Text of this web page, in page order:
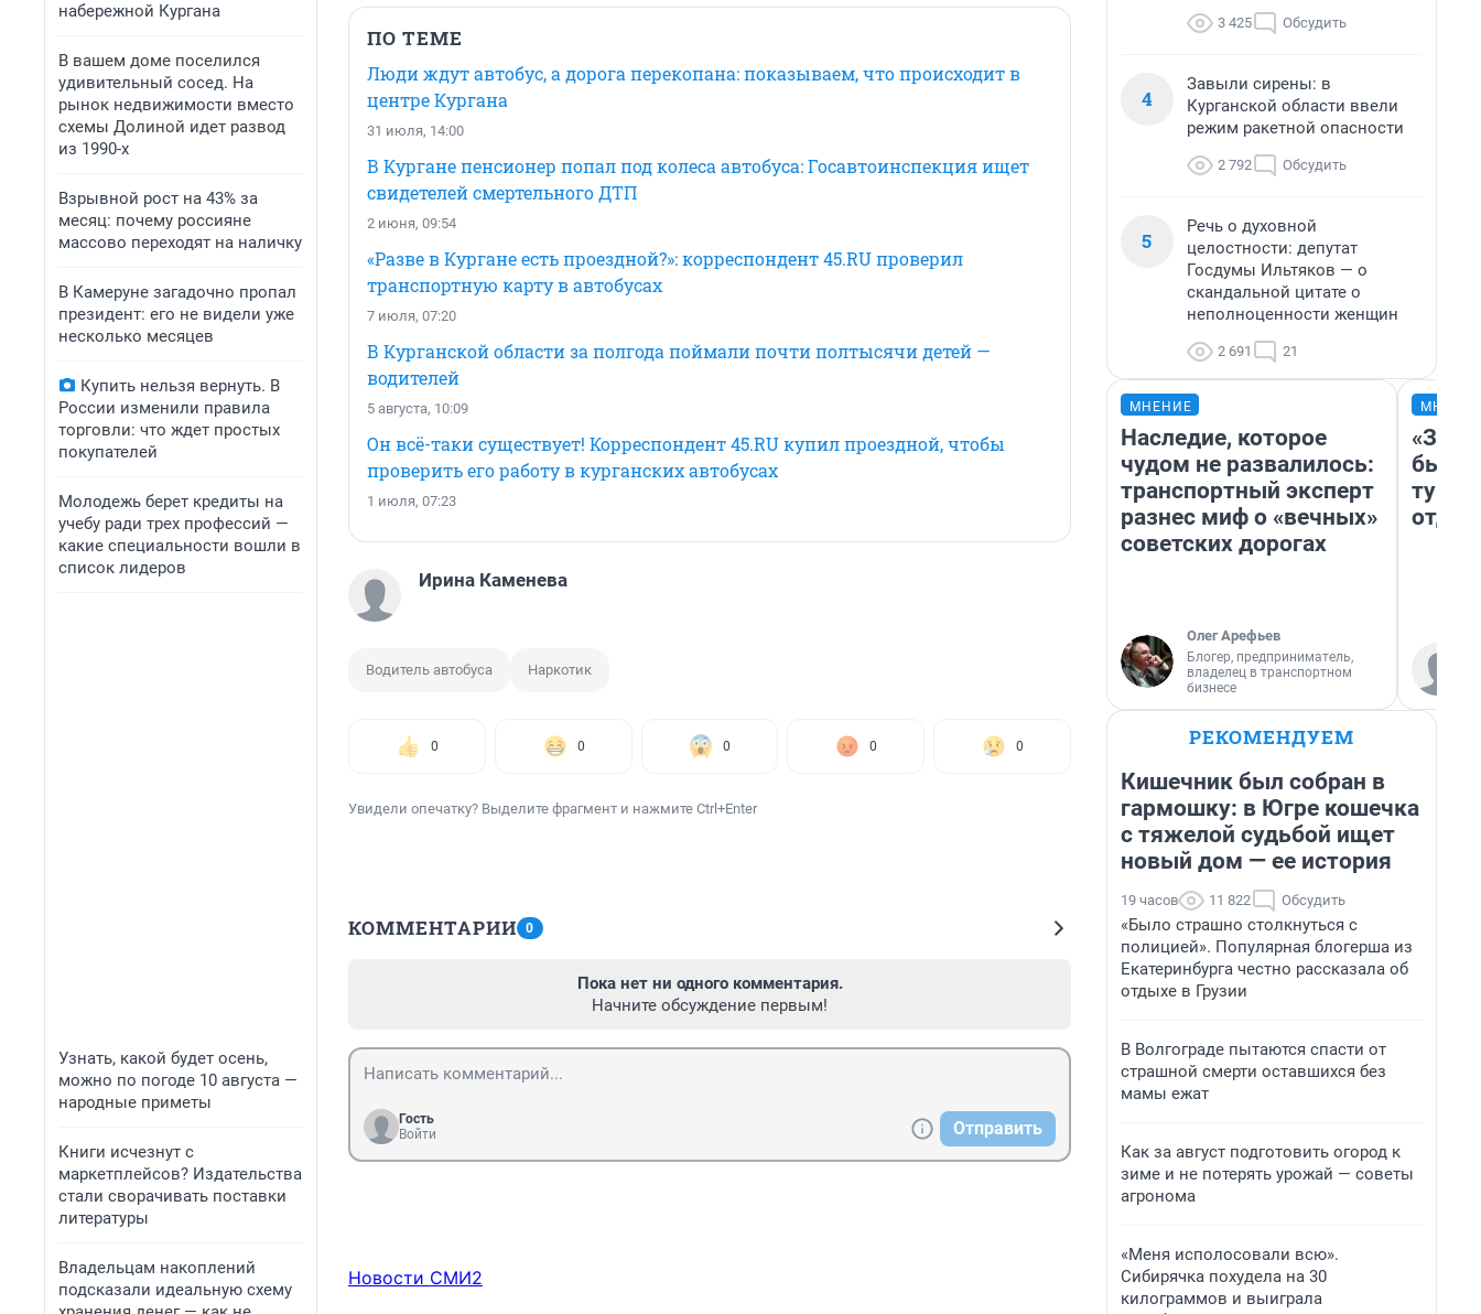
набережной Кургана
В вашем доме поселился
удивительный сосед. На
рынок недвижимости вместо
схемы Долиной идет развод
из 1990-х
Взрывной рост на 43% за
месяц: почему россияне
массово переходят на наличку
В Камеруне загадочно пропал
президент: его не видели уже
несколько месяцев
Купить нельзя вернуть. В
России изменили правила
торговли: что ждет простых
покупателей
Молодежь берет кредиты на
учебу ради трех профессий —
какие специальности вошли в
список лидеров
Узнать, какой будет осень,
можно по погоде 10 августа —
народные приметы
Книги исчезнут с
маркетплейсов? Издательства
стали сворачивать поставки
литературы
Владельцам накоплений
подсказали идеальную схему
ПО ТЕМЕ
Люди ждут автобус, а дорога перекопана: показываем, что происходит в
центре Кургана
31 июля, 14:00
В Кургане пенсионер попал под колеса автобуса: Госавтоинспекция ищет
свидетелей смертельного ДТП
2 июня, 09:54
«Разве в Кургане есть проездной?»: корреспондент 45.RU проверил
транспортную карту в автобусах
7 июля, 07:20
В Курганской области за полгода поймали почти полтысячи детей —
водителей
5 августа, 10:09
Он всё-таки существует! Корреспондент 45.RU купил проездной, чтобы
проверить его работу в курганских автобусах
1 июля, 07:23
Ирина Каменева
Водитель автобуса Наркотик
0 0 0 0 0
Увидели опечатку? Выделите фрагмент и нажмите Ctrl+Enter
КОММЕНТАРИИ 0
Пока нет ни одного комментария.
Начните обсуждение первым!
Гость
Войти
Отправить
Новости СМИ2
3 425 Обсудить
4
Завыли сирены: в
Курганской области ввели
режим ракетной опасности
2 792 Обсудить
5
Речь о духовной
целостности: депутат
Госдумы Ильтяков — о
скандальной цитате о
неполноценности женщин
2 691 21
МНЕНИЕ
Наследие, которое
чудом не развалилось:
транспортный эксперт
разнес миф о «вечных»
советских дорогах
Олег Арефьев
Блогер, предприниматель,
владелец в транспортном
бизнесе
«За
были
РЕКОМЕНДУЕМ
Кишечник был собран в
гармошку: в Югре кошечка
с тяжелой судьбой ищет
новый дом — ее история
19 часов 11 822 Обсудить
«Было страшно столкнуться с
полицией». Популярная блогерша из
Екатеринбурга честно рассказала об
отдыхе в Грузии
В Волгограде пытаются спасти от
страшной смерти оставшихся без
мамы ежат
Как за август подготовить огород к
зиме и не потерять урожай — советы
агронома
«Меня исполосовали всю».
Сибирячка похудела на 30
килограммов и выиграла